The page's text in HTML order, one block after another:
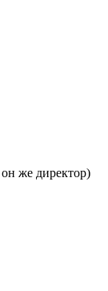
же директор)